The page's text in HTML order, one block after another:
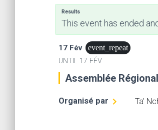
Results
This event has ended
17 Fév
event_repeat
UNTIL 17 FÉV
Assemblée
Organisé par Ta'